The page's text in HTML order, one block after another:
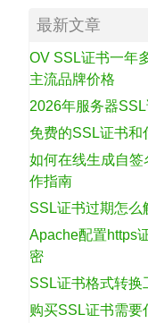
最新文章
OV SSL证书一年
主流品牌价格
2026年服务器
免费的SSL证书和
如何在线生成自
作指南
SSL证书过期怎么
Apache配置https
密
SSL证书格式转换
购买SSL证书需要